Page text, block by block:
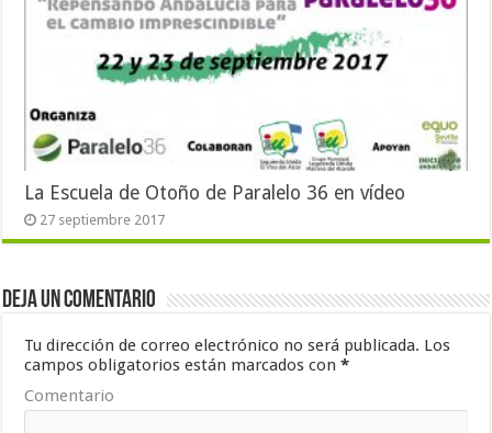
La Escuela de Otoño de Paralelo 36 en vídeo
27 septiembre 2017
Deja un comentario
Tu dirección de correo electrónico no será publicada. Los
campos obligatorios están marcados con*
Comentario